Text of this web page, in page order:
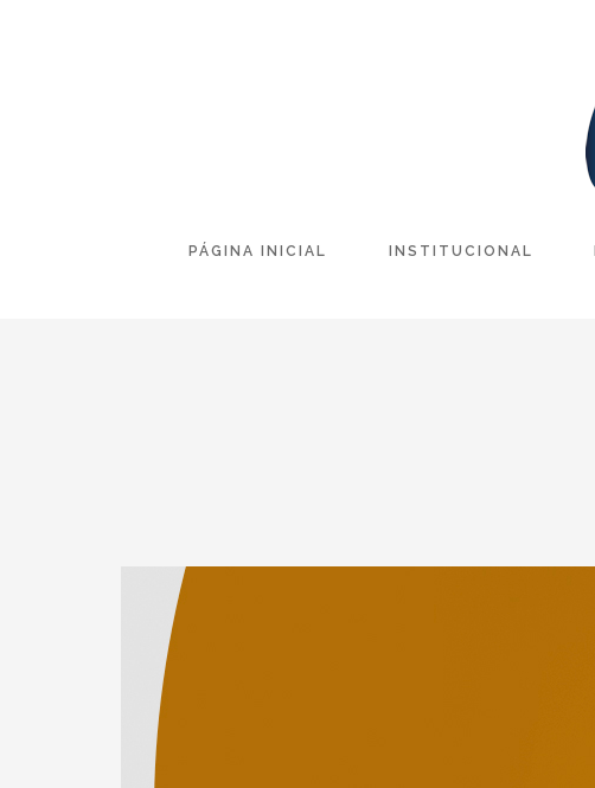
PÁGINA INICIAL INSTITUCIONAL